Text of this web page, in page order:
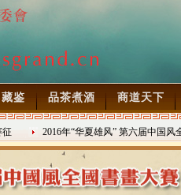
藏鉴 品茶煮酒 商道天下
2016年“华夏雄风” 第六届中国风全
2016/8/27